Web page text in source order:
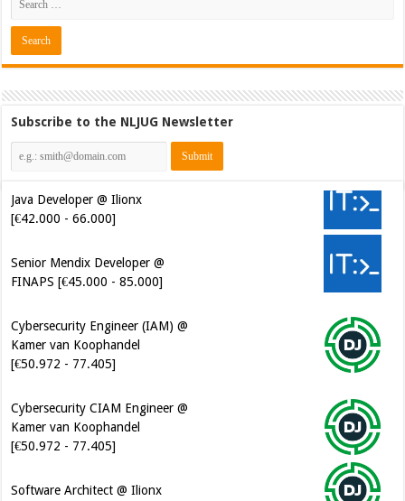
Subscribe to the NLJUG Newsletter
Java Developer @ Ilionx
[€42.000 - 66.000]
Senior Mendix Developer @
FINAPS [€45.000 - 85.000]
Cybersecurity Engineer (IAM) @
Kamer van Koophandel
[€50.972 - 77.405]
Cybersecurity CIAM Engineer @
Kamer van Koophandel
[€50.972 - 77.405]
Software Architect @ Ilionx